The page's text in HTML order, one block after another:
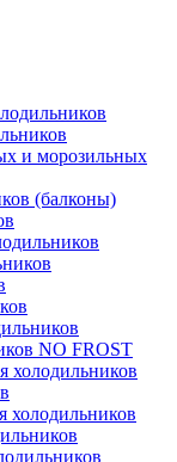
и морозильных
(балконы)
NO FROST
холодильников
холодильников